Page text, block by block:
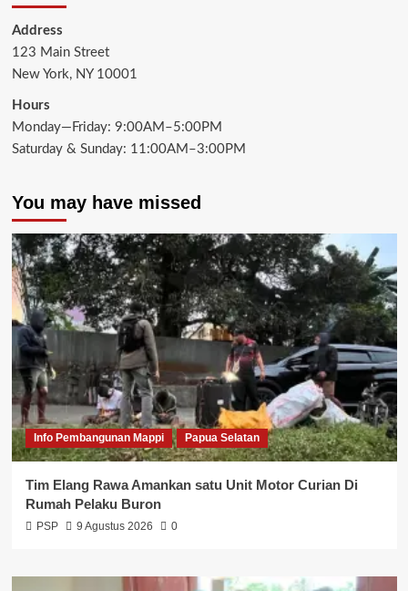
Address
123 Main Street
New York, NY 10001
Hours
Monday—Friday: 9:00AM–5:00PM
Saturday & Sunday: 11:00AM–3:00PM
You may have missed
Info Pembangunan Mappi Papua Selatan
Tim Elang Rawa Amankan satu Unit Motor Curian Di
Rumah Pelaku Buron
PSP 9 Agustus 2026 0